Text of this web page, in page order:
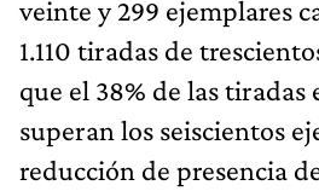
veinte y 299 ejemplares
1.110 tiradas de
que el 38% de las tiradas
superan los seiscientos
reducción de presencia